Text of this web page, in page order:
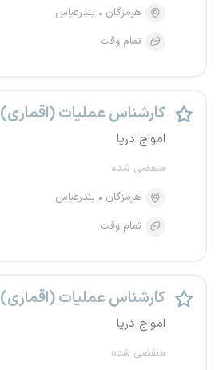
هرمزگان
بندرعباس
تمام وقت
کارشناس عملیات (اقماری)
امواج دریا
منقضی شده
هرمزگان
بندرعباس
تمام وقت
کارشناس عملیات (اقماری)
امواج دریا
منقضی شده